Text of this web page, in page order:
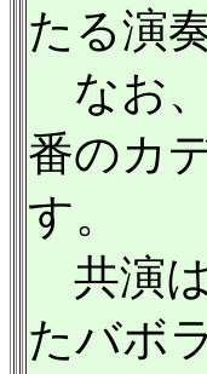
たる演
なお
番のカ
す。
共演
たバボ